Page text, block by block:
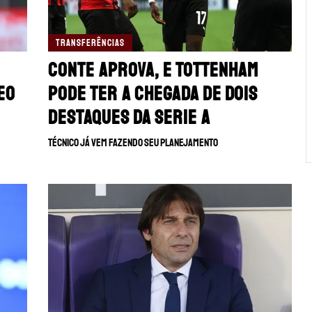
TRANSFERÊNCIAS
Conte aprova, e Tottenham
pode ter a chegada de dois
destaques da Serie A
Técnico já vem fazendo seu planejamento